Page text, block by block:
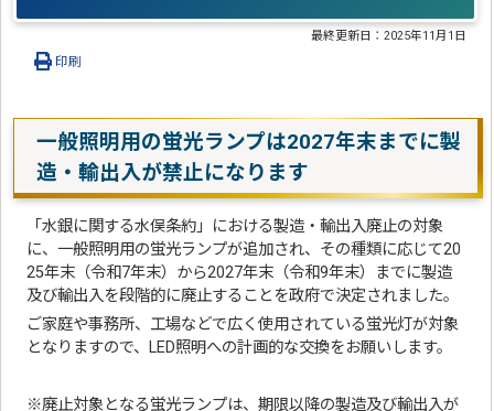
最終更新日：2025年11月1日
印刷
一般照明用の蛍光ランプは2027年末までに製
造・輸出入が禁止になります
「水銀に関する水俣条約」における製造・輸出入廃止の対象
に、一般照明用の蛍光ランプが追加され、その種類に応じて20
25年末（令和7年末）から2027年末（令和9年末）までに製造
及び輸出入を段階的に廃止することを政府で決定されました。
ご家庭や事務所、工場などで広く使用されている蛍光灯が対象
となりますので、LED照明への計画的な交換をお願いします。
※廃止対象となる蛍光ランプは、期限以降の製造及び輸出入が